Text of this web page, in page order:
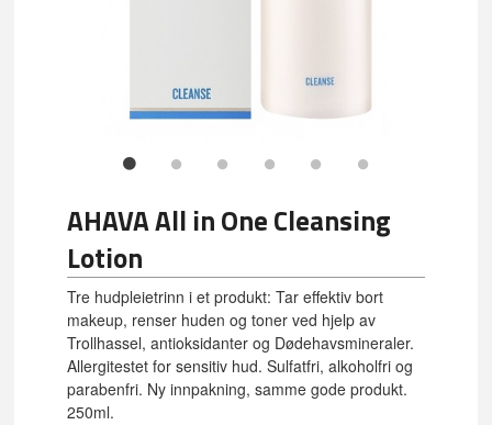
AHAVA All in One Cleansing
Lotion
Tre hudpleietrinn i et produkt: Tar effektiv bort
makeup, renser huden og toner ved hjelp av
Trollhassel, antioksidanter og Dødehavsmineraler.
Allergitestet for sensitiv hud. Sulfatfri, alkoholfri og
parabenfri. Ny innpakning, samme gode produkt.
250ml.